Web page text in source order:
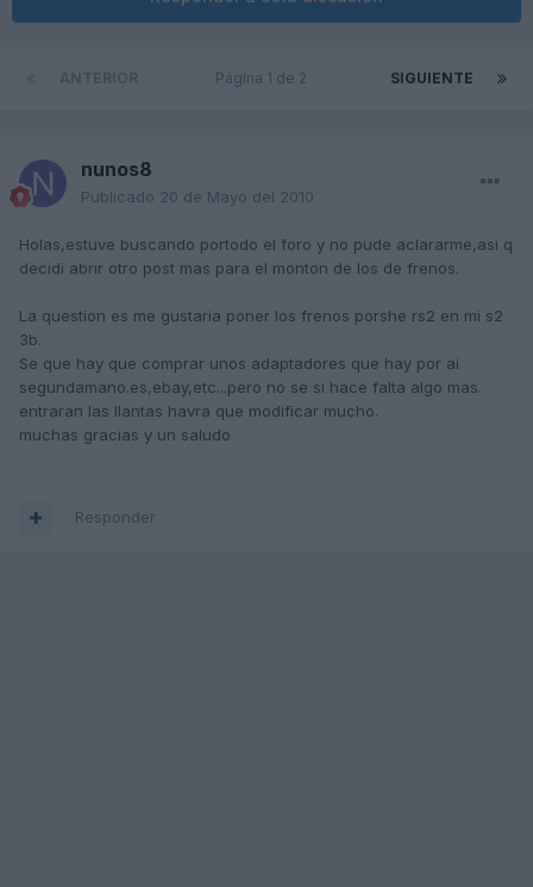
SIGUIENTE
Página 1 de 2
nunos8
Publicado 20 de Mayo del 2010
Holas,estuve buscando portodo el foro y no pude aclararme,asi q
decidi abrir otro post mas para el monton de los de frenos.
La question es me gustaria poner los frenos porshe rs2 en mi s2
3b.
Se que hay que comprar unos adaptadores que hay por ai
segundamano.es,ebay,etc...pero no se si hace falta algo mas.
entraran las llantas havra que modificar mucho.
muchas gracias y un saludo
Responder